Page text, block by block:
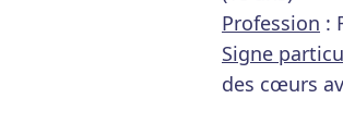
Profession :
Signe
des cœurs